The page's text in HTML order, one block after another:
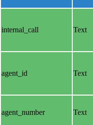
internal_call Text
agent_id Text
agent_number Text